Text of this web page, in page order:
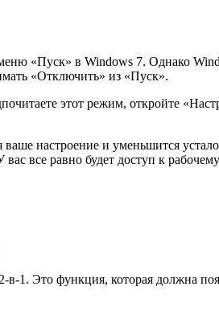
«Пуск» в Windows 7. Однако
«Отключить» из «Пуск».
этот режим, откройте
настроение и уменьшится
все равно будет доступ к
1. Это функция, которая должна